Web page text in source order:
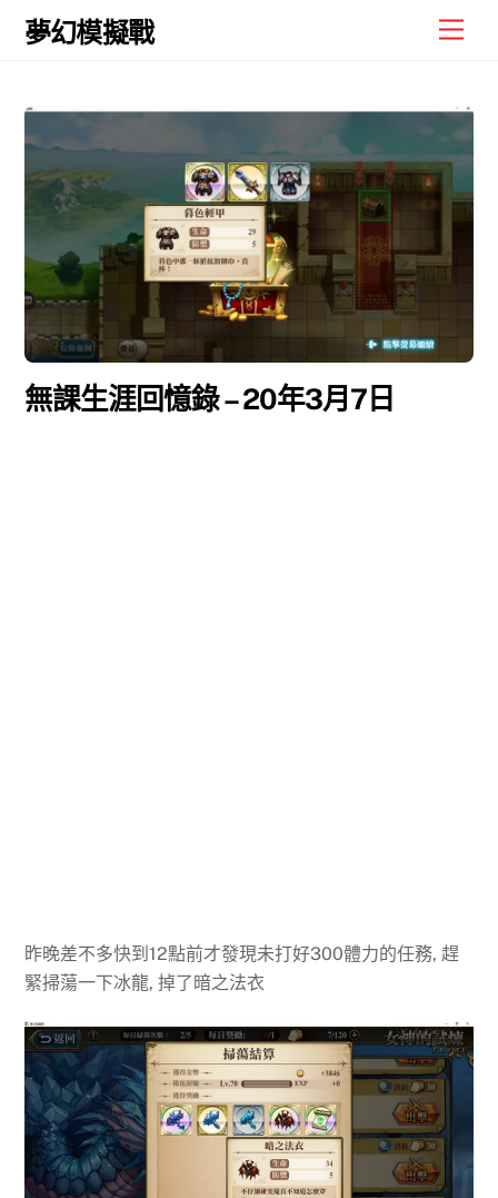
Skip
夢幻模擬戰
無課生涯回憶錄 – 20年3月7日
昨晚差不多快到12點前才發現未打好300體力的任務, 趕
緊掃蕩一下冰龍, 掉了暗之法衣